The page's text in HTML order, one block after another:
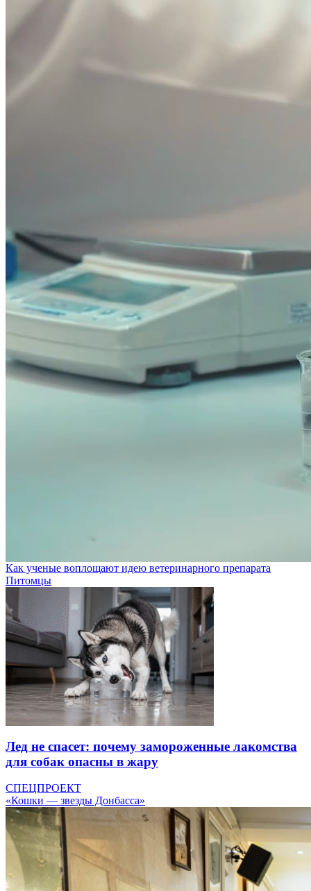
Как ученые воплощают идею ветеринарного препарата
Питомцы
Лед не спасет: почему замороженные лакомства
для собак опасны в жару
СПЕЦПРОЕКТ
«Кошки — звезды Донбасса»